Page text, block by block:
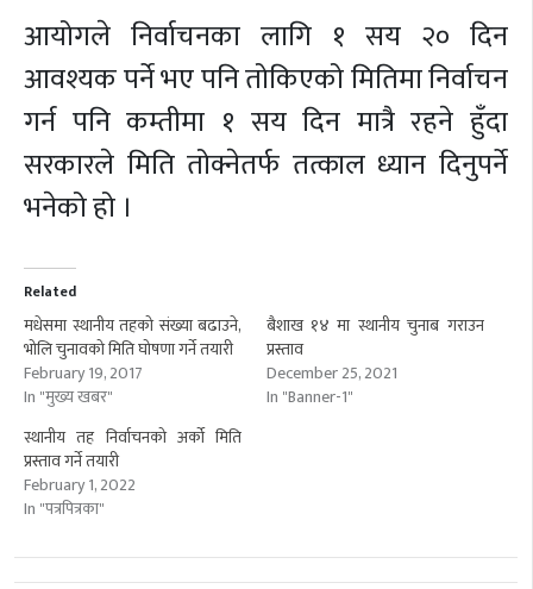
आयोगले निर्वाचनका लागि १ सय २० दिन
आवश्यक पर्ने भए पनि तोकिएको मितिमा निर्वाचन
गर्न पनि कम्तीमा १ सय दिन मात्रै रहने हुँदा
सरकारले मिति तोक्नेतर्फ तत्काल ध्यान दिनुपर्ने
भनेको हो ।
Related
मधेसमा स्थानीय तहको संख्या बढाउने,
भोलि चुनावको मिति घोषणा गर्ने तयारी
February 19, 2017
In "मुख्य खबर"
बैशाख १४ मा स्थानीय चुनाब गराउन
प्रस्ताव
December 25, 2021
In "Banner-1"
स्थानीय तह निर्वाचनको अर्को मिति
प्रस्ताव गर्ने तयारी
February 1, 2022
In "पत्रपित्रका"